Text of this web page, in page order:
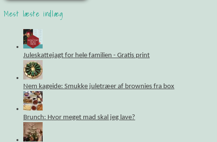
Mest læste indlæg
Juleskattejagt for hele familien - Gratis print
Nem kageide: Smukke juletræer af brownies fra box
Brunch: Hvor meget mad skal jeg lave?